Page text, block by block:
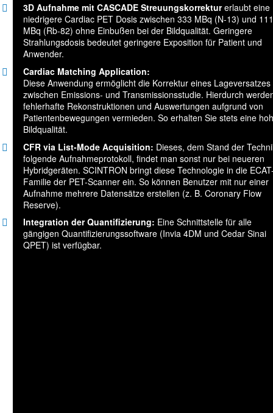
3D Aufnahme mit CASCADE Streuungskorrekturerlaubt eine
niedrigere Cardiac PET Dosis zwischen 333 MBq (N-13) und
MBq (Rb-82) ohne Einbußen bei der Bildqualität. Geringere
Strahlungsdosis bedeutet geringere Exposition für Patient und
Anwender.
Cardiac Matching Application:
Diese Anwendung ermöglicht die Korrektur eines Lageversatzes
zwischen Emissions- und Transmissionsstudie. Hierdurch
fehlerhafte Rekonstruktionen und Auswertungen aufgrund von
Patientenbewegungen vermieden. So erhalten Sie stets eine
Bildqualität.
CFR via List-Mode Acquisition: Dieses, dem Stand der
folgende Aufnahmeprotokoll, findet man sonst nur bei neueren
Hybridgeräten. SCINTRON bringt diese Technologie in die
Familie der PET-Scanner ein. So können Benutzer mit nur einer
Aufnahme mehrere Datensätze erstellen (z. B. Coronary Flow
Reserve).
Integration der Quantifizierung: Eine Schnittstelle für alle
gängigen Quantifizierungssoftware (Invia 4DM und Cedar Sinai
QPET) ist verfügbar.